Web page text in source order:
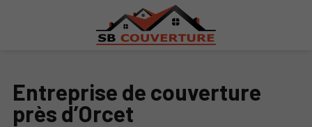
Entreprise de couverture
près d’Orcet